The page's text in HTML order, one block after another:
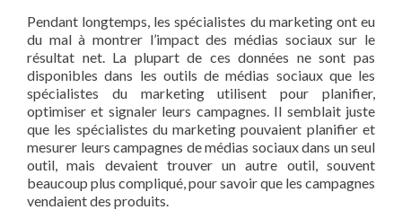
Pendant longtemps, les spécialistes du marketing ont eu
du mal à montrer l’impact des médias sociaux sur le
résultat net. La plupart de ces données ne sont pas
disponibles dans les outils de médias sociaux que les
spécialistes du marketing utilisent pour planifier,
optimiser et signaler leurs campagnes. Il semblait juste
que les spécialistes du marketing pouvaient planifier et
mesurer leurs campagnes de médias sociaux dans un seul
outil, mais devaient trouver un autre outil, souvent
beaucoup plus compliqué, pour savoir que les campagnes
vendaient des produits.